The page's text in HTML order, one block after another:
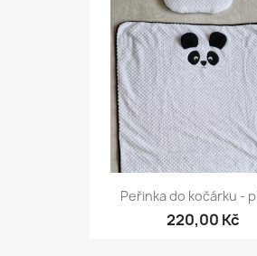
Peřinka do kočárku -
220,00 Kč